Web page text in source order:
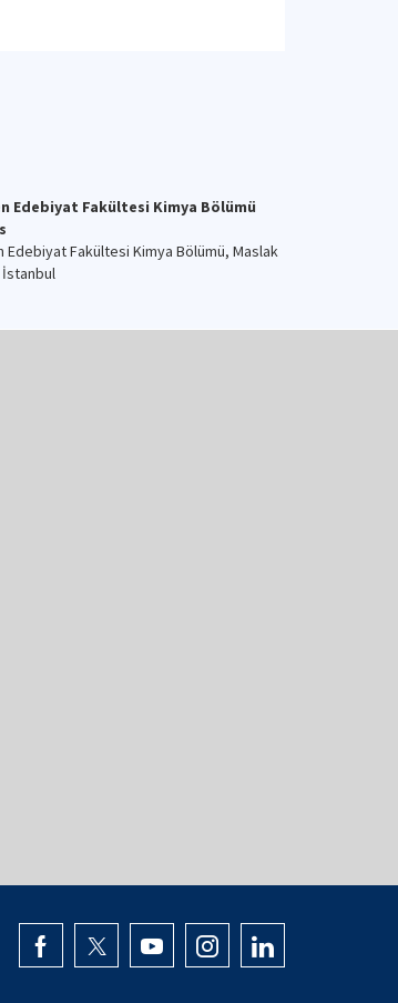
Edebiyat Fakültesi Kimya Bölümü
Edebiyat Fakültesi Kimya Bölümü, Maslak
İstanbul